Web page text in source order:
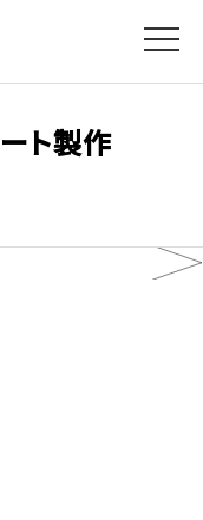
ト製作